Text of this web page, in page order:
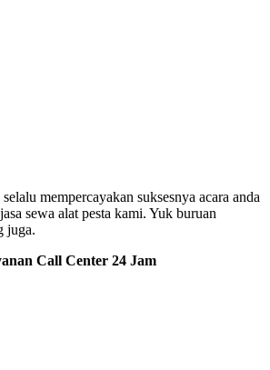
mempercayakan suksesnya acara anda
sewa alat pesta kami. Yuk buruan
juga.
Call Center 24 Jam